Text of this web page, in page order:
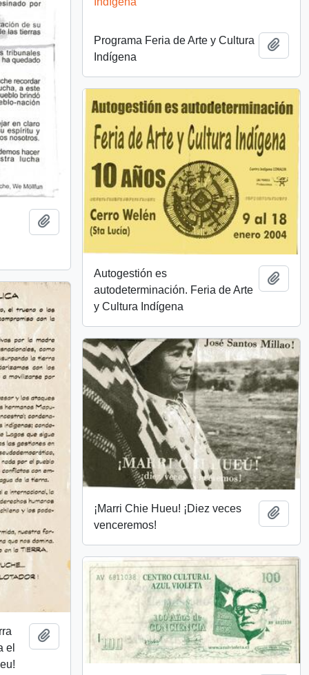
Añadir al portapapeles
Programa Feria de Arte y Cultura
Indígena
Autogestión es
autodeterminación. Feria de Arte
y Cultura Indígena
el
Añadir al portapapeles
¡Marri Chie Hueu! ¡Diez veces
venceremos!